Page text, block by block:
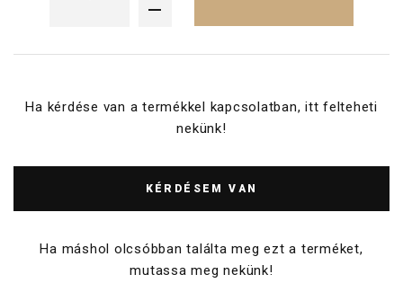
Ha kérdése van a termékkel kapcsolatban, itt felteheti
nekünk!
KÉRDÉSEM VAN
Ha máshol olcsóbban találta meg ezt a terméket,
mutassa meg nekünk!